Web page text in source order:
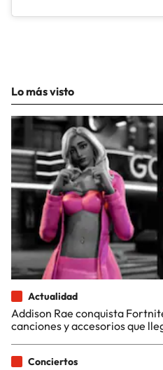
Lo más visto
Actualidad
Addison Rae conquista
canciones y accesorios que
Conciertos